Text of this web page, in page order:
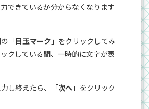
できているか分からなくなります
「目玉マーク 」をクリックしてみ
クしている間、一時的に文字が表
し終えたら、「次へ 」をクリック